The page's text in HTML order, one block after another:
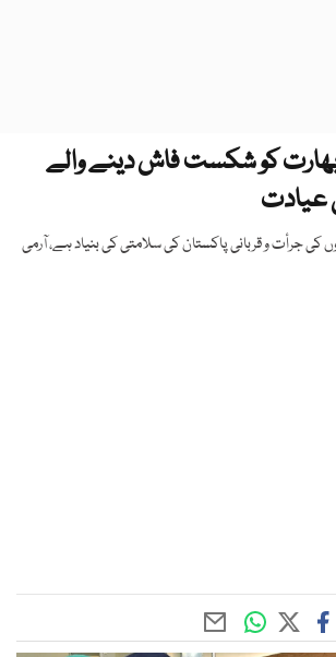
کو شکست فاش دینے والے
عیادت
کی جرأت و قربانی پاکستان کی سلامتی کی بنیاد ہے، آرمی